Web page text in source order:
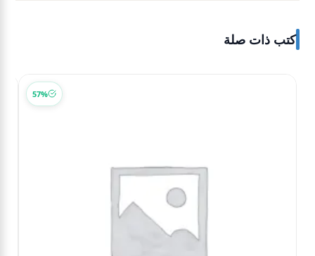
كتب ذات صلة
57%